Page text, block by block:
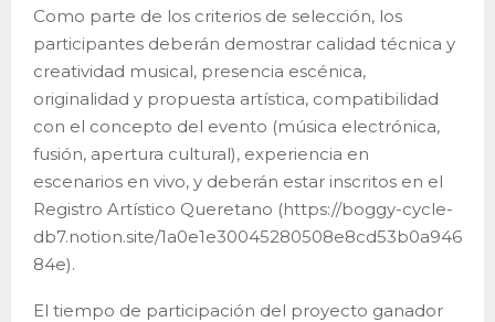
Como parte de los criterios de selección, los
participantes deberán demostrar calidad técnica y
creatividad musical, presencia escénica,
originalidad y propuesta artística, compatibilidad
con el concepto del evento (música electrónica,
fusión, apertura cultural), experiencia en
escenarios en vivo, y deberán estar inscritos en el
Registro Artístico Queretano (https://boggy-cycle-
db7.notion.site/1a0e1e30045280508e8cd53b0a946
84e).
El tiempo de participación del proyecto ganador